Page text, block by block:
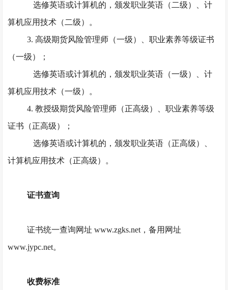
选修英语或计算机的，颁发职业英语（二级）、计
算机应用技术（二级）。
3. 高级期货风险管理师（一级）、职业素养等级证书
（一级）；
选修英语或计算机的，颁发职业英语（一级）、计
算机应用技术（一级）。
4. 教授级期货风险管理师（正高级）、职业素养等级
证书（正高级）；
选修英语或计算机的，颁发职业英语（正高级）、
计算机应用技术（正高级）。
证书查询
证书统一查询网址 www.zgks.net，备用网址
www.jypc.net。
收费标准